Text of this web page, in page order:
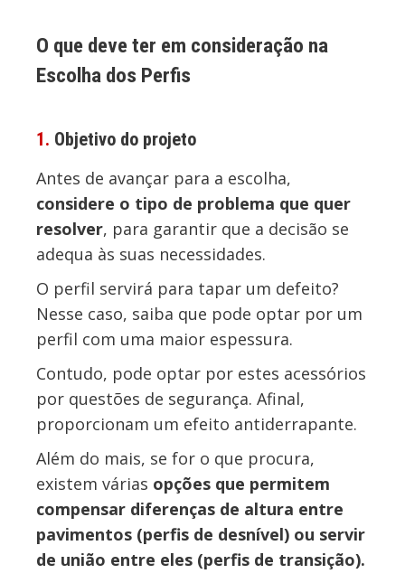
O que deve ter em consideração na
Escolha dos Perfis
1. Objetivo do projeto
Antes de avançar para a escolha,
considere o tipo de problema que quer
resolver, para garantir que a decisão se
adequa às suas necessidades.
O perfil servirá para tapar um defeito?
Nesse caso, saiba que pode optar por um
perfil com uma maior espessura.
Contudo, pode optar por estes acessórios
por questões de segurança. Afinal,
proporcionam um efeito antiderrapante.
Além do mais, se for o que procura,
existem várias opções que permitem
compensar diferenças de altura entre
pavimentos (perfis de desnível) ou servir
de união entre eles (perfis de transição).